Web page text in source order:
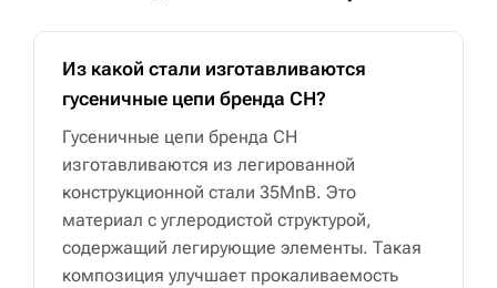
Из какой стали изготавливаются
гусеничные цепи бренда CH?
Гусеничные цепи бренда CH
изготавливаются из легированной
конструкционной стали 35MnB. Это
материал с углеродистой структурой,
содержащий легирующие элементы. Такая
композиция улучшает прокаливаемость